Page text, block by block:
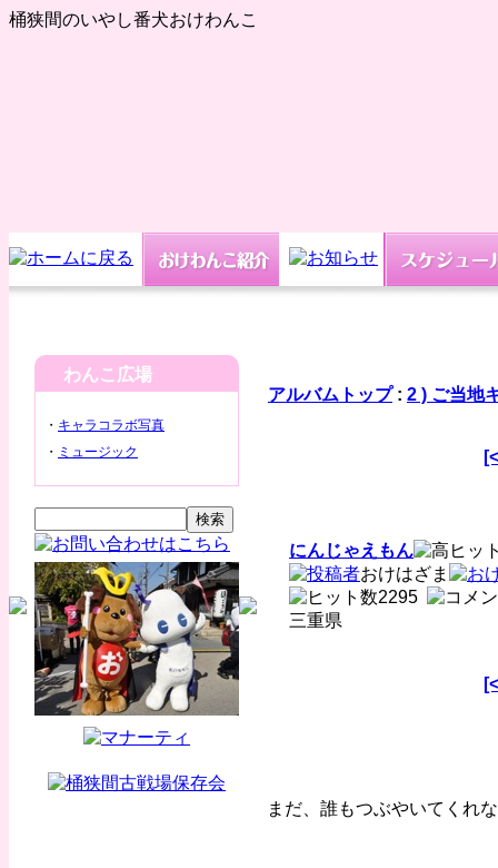
桶狭間のいやし番犬おけわんこ
わんこ広場
・ キャラコラボ写真
・ ミュージック
アルバムトップ: 2 ) ご当地
にんじゃえもん
おけはざま
2295
三重県
まだ、誰もつぶやいてくれ